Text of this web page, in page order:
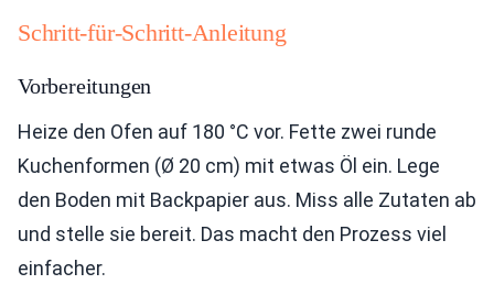
Schritt-für-Schritt-Anleitung
Vorbereitungen
Heize den Ofen auf 180 °C vor. Fette zwei runde
Kuchenformen (Ø 20 cm) mit etwas Öl ein. Lege
den Boden mit Backpapier aus. Miss alle Zutaten ab
und stelle sie bereit. Das macht den Prozess viel
einfacher.